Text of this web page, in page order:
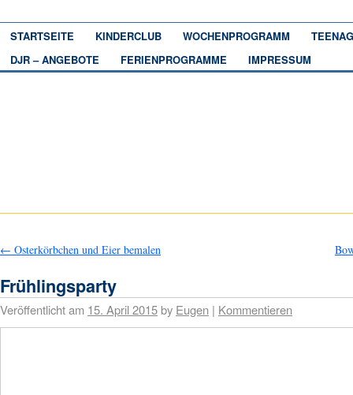
STARTSEITE KINDERCLUB WOCHENPROGRAMM
DJR – ANGEBOTE
FERIENPROGRAMME IMPRESSUM
← Osterkörbchen und Eier bemalen
Frühlingsparty
Veröffentlicht am 15. April 2015by Eugen | Kommentieren